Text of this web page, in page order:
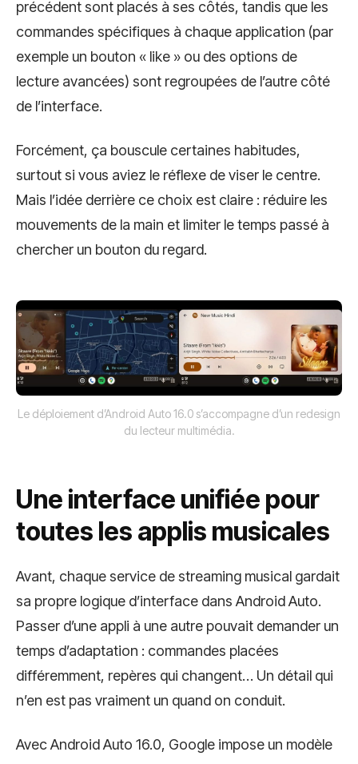
précédent sont placés à ses côtés, tandis que les
commandes spécifiques à chaque application (par
exemple un bouton « like » ou des options de
lecture avancées) sont regroupées de l’autre côté
de l’interface.
Forcément, ça bouscule certaines habitudes,
surtout si vous aviez le réflexe de viser le centre.
Mais l’idée derrière ce choix est claire : réduire les
mouvements de la main et limiter le temps passé à
chercher un bouton du regard.
Le déploiement d’Android Auto 16.0 s’accompagne d’un redesign
du lecteur multimédia.
Une interface unifiée pour
toutes les applis musicales
Avant, chaque service de streaming musical gardait
sa propre logique d’interface dans Android Auto.
Passer d’une appli à une autre pouvait demander un
temps d’adaptation : commandes placées
différemment, repères qui changent… Un détail qui
n’en est pas vraiment un quand on conduit.
Avec Android Auto 16.0, Google impose un modèle